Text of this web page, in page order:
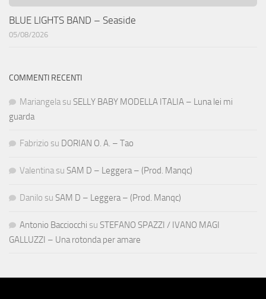
BLUE LIGHTS BAND – Seaside
05/08/2026
COMMENTI RECENTI
Mariangela su SELLY BABY MODELLA ITALIA – Luna lei mi
guarda
Fabrizio su DORIAN O. A. – Tao
Valentina su SAM D – Leggera – (Prod. Manqc)
Danilo su SAM D – Leggera – (Prod. Manqc)
Antonio Bacciocchi su STEFANO SPAZZI / IVANO MAGI
GALLUZZI – Una rotonda per amare